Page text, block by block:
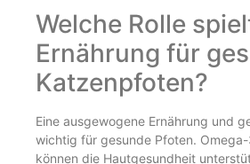
Welche Rolle
Ernährung für
Katzenpfoten?
Eine ausgewogene Ernährung und
wichtig für gesunde Pfoten.
können die Hautgesundheit